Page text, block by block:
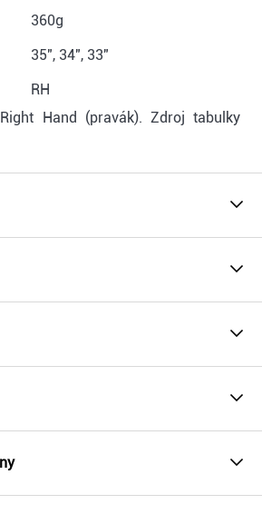
360g
35", 34", 33"
RH
Hand (pravák). Zdroj tabulky